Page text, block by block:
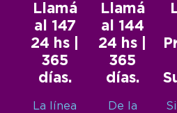
Llamá
al 147
24 hs |
365
días.
La línea
Llamá
al 144
24 hs |
365
días.
De la